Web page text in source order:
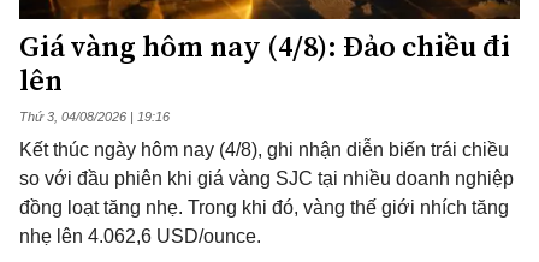
Giá vàng hôm nay (4/8): Đảo chiều đi
lên
Thứ 3, 04/08/2026 | 19:16
Kết thúc ngày hôm nay (4/8), ghi nhận diễn biến trái chiều
so với đầu phiên khi giá vàng SJC tại nhiều doanh nghiệp
đồng loạt tăng nhẹ. Trong khi đó, vàng thế giới nhích tăng
nhẹ lên 4.062,6 USD/ounce.